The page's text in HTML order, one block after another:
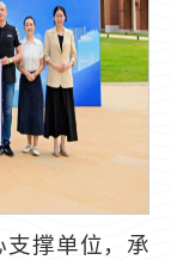
撑单位，承